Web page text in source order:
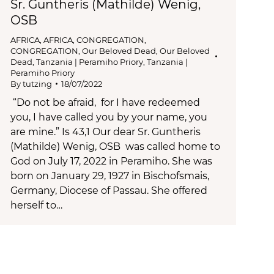
Sr. Guntheris (Mathilde) Wenig,
OSB
AFRICA AFRICA CONGREGATION
CONGREGATION Our Beloved Dead Our Beloved
Dead Tanzania | Peramiho Priory Tanzania |
Peramiho Priory
Bytutzing 18/07/2022
“Do not be afraid, for I have redeemed
you, I have called you by your name, you
are mine.” Is 43,1 Our dear Sr. Guntheris
(Mathilde) Wenig, OSB was called home to
God on July 17, 2022 in Peramiho. She was
born on January 29, 1927 in Bischofsmais,
Germany, Diocese of Passau. She offered
herself to…